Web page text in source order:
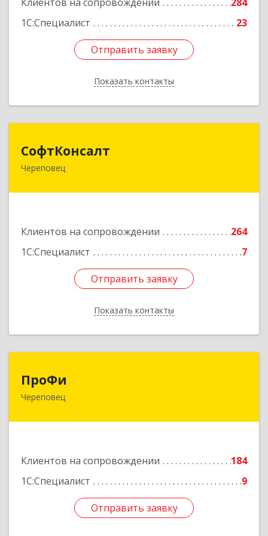
1С:Специалист
23
Отправить заявку
Показать контакты
Отправить заявку
Назад
СофтКонсалт
Череповец
Клиентов на сопровождении
264
1С:Специалист
7
Отправить заявку
Показать контакты
162614, Вологодская обл, Череповец г,
Отправить заявку
Назад
ПроФи
Череповец
Клиентов на сопровождении
184
1С:Специалист
9
Отправить заявку
162602, Вологодская обл, Череповец г,
Отправить заявку